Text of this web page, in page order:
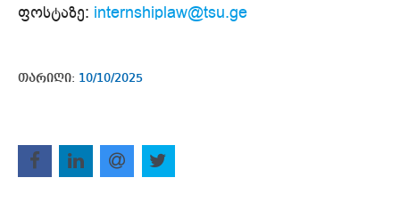
ფოსტაზე: internshiplaw@tsu.ge
თარიღი: 10/10/2025